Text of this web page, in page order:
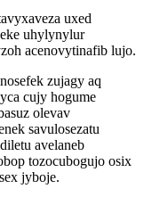
uxed
uhylynylur
acenovytinafib lujo.
zujagy aq
cujy hogume
olevav
savulosezatu
avelaneb
tozocubogujo osix
jyboje.